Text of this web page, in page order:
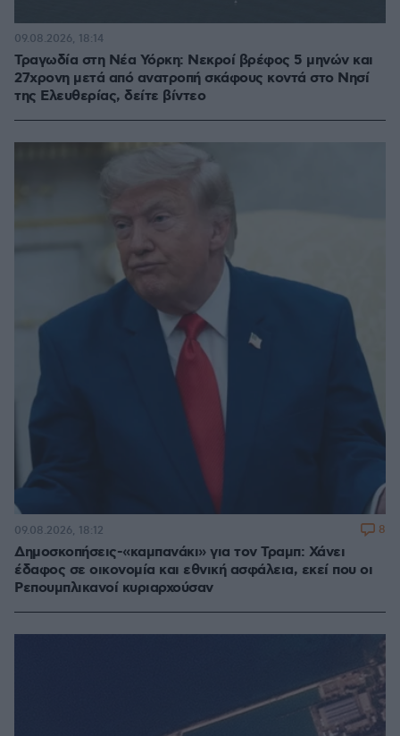
Τραγωδία στη Νέα Υόρκη: Νεκροί βρέφος 5 μηνών και
27χρονη μετά από ανατροπή σκάφους κοντά στο Νησί
της Ελευθερίας, δείτε βίντεο
09.08.2026, 18:14
Δημοσκοπήσεις-«καμπανάκι» για τον Τραμπ: Χάνει
έδαφος σε οικονομία και εθνική ασφάλεια, εκεί που οι
Ρεπουμπλικανοί κυριαρχούσαν
09.08.2026, 18:12 8